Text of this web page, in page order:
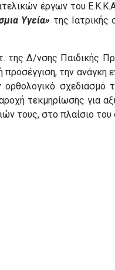
έργων του
Υγεία» της
της Δ/νσης Παιδικής
προσέγγιση, την
τεκμηρίωσης για
τους, στο πλαίσιο